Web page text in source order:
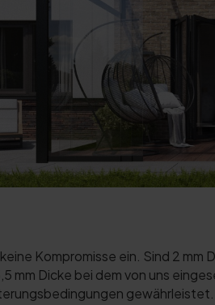
keine Kompromisse ein. Sind 2
mm Dicke bei dem von uns